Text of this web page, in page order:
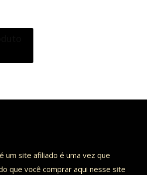
um site afiliado é uma vez que
que você comprar aqui nesse site